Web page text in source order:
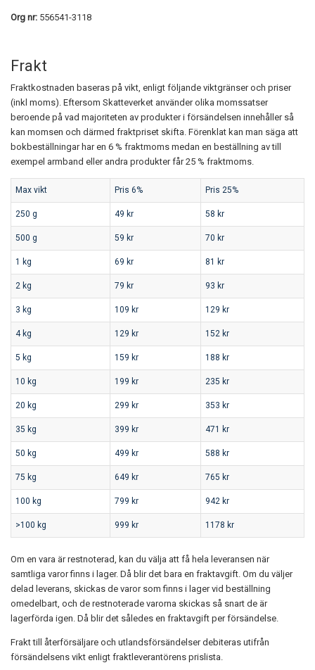
Org nr: 556541-3118
Frakt
Fraktkostnaden baseras på vikt, enligt följande viktgränser och priser
(inkl moms). Eftersom Skatteverket använder olika momssatser
beroende på vad majoriteten av produkter i försändelsen innehåller så
kan momsen och därmed fraktpriset skifta. Förenklat kan man säga att
bokbeställningar har en 6 % fraktmoms medan en beställning av till
exempel armband eller andra produkter får 25 % fraktmoms.
Max vikt Pris 6% Pris 25%
250 g 49 kr 58 kr
500 g 59 kr 70 kr
1 kg 69 kr 81 kr
2 kg 79 kr 93 kr
3 kg 109 kr 129 kr
4 kg 129 kr 152 kr
5 kg 159 kr 188 kr
10 kg 199 kr 235 kr
20 kg 299 kr 353 kr
35 kg 399 kr 471 kr
50 kg 499 kr 588 kr
75 kg 649 kr 765 kr
100 kg 799 kr 942 kr
>100 kg 999 kr 1178 kr
Om en vara är restnoterad, kan du välja att få hela leveransen när
samtliga varor finns i lager. Då blir det bara en fraktavgift. Om du väljer
delad leverans, skickas de varor som finns i lager vid beställning
omedelbart, och de restnoterade varorna skickas så snart de är
lagerförda igen. Då blir det således en fraktavgift per försändelse.
Frakt till återförsäljare och utlandsförsändelser debiteras utifrån
försändelsens vikt enligt fraktleverantörens prislista.